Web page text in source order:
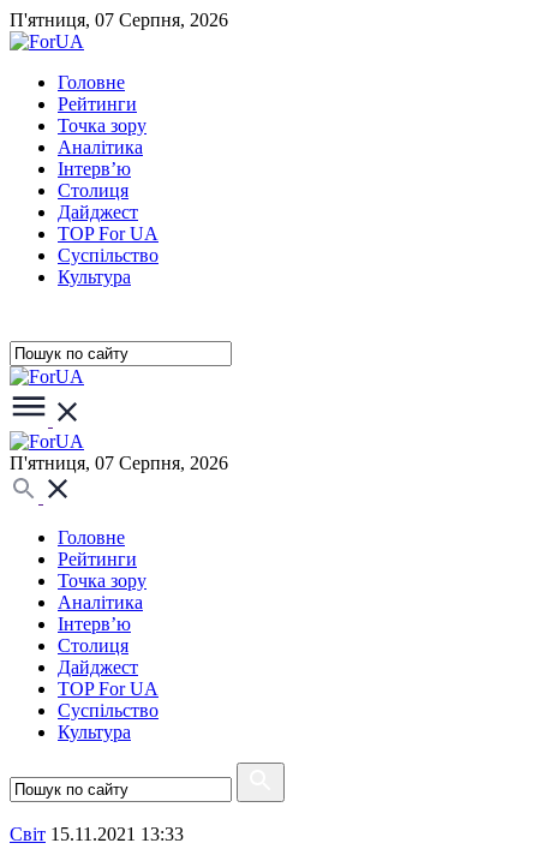
П'ятниця, 07 Серпня, 2026
Головне
Рейтинги
Точка зору
Аналітика
Інтерв’ю
Столиця
Дайджест
TOP For UA
Суспiльство
Культура
П'ятниця, 07 Серпня, 2026
Головне
Рейтинги
Точка зору
Аналітика
Інтерв’ю
Столиця
Дайджест
TOP For UA
Суспiльство
Культура
Свiт 15.11.2021 13:33